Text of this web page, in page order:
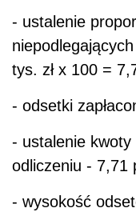
- ustalenie
tys. zł x 100 =
- odsetki
- ustalenie
odliczeniu - 7,71
- wysokość